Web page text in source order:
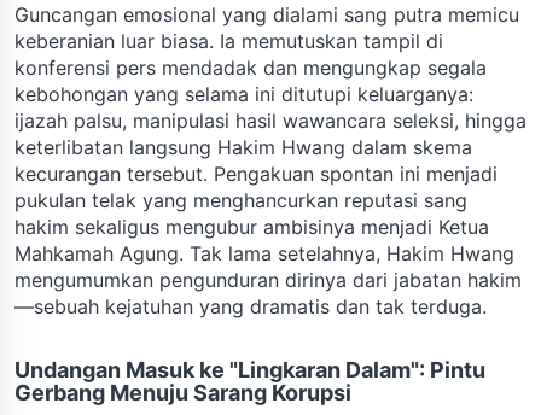
Guncangan emosional yang dialami sang putra memicu
keberanian luar biasa. Ia memutuskan tampil di
konferensi pers mendadak dan mengungkap segala
kebohongan yang selama ini ditutupi keluarganya:
ijazah palsu, manipulasi hasil wawancara seleksi, hingga
keterlibatan langsung Hakim Hwang dalam skema
kecurangan tersebut. Pengakuan spontan ini menjadi
pukulan telak yang menghancurkan reputasi sang
hakim sekaligus mengubur ambisinya menjadi Ketua
Mahkamah Agung. Tak lama setelahnya, Hakim Hwang
mengumumkan pengunduran dirinya dari jabatan hakim
—sebuah kejatuhan yang dramatis dan tak terduga.
Undangan Masuk ke "Lingkaran Dalam": Pintu
Gerbang Menuju Sarang Korupsi